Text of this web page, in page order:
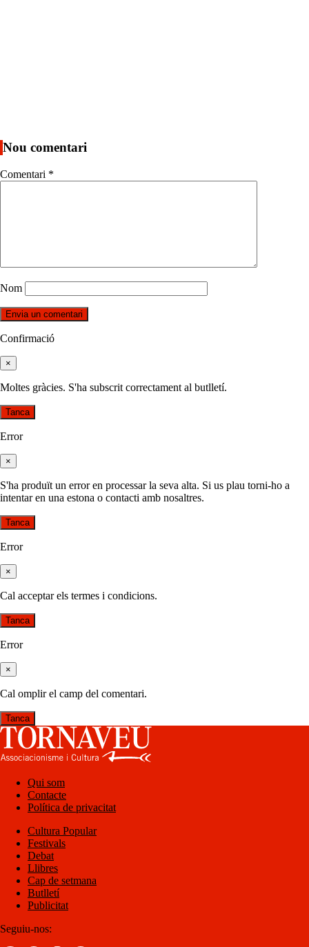
Nou comentari
Comentari *
Nom
Confirmació
×
Moltes gràcies. S'ha subscrit correctament al butlletí.
Tanca
Error
×
S'ha produït un error en processar la seva alta. Si us plau torni-ho a
intentar en una estona o contacti amb nosaltres.
Tanca
Error
×
Cal acceptar els termes i condicions.
Tanca
Error
×
Cal omplir el camp del comentari.
Tanca
Qui som
Contacte
Política de privacitat
Cultura Popular
Festivals
Debat
Llibres
Cap de setmana
Butlletí
Publicitat
Seguiu-nos: